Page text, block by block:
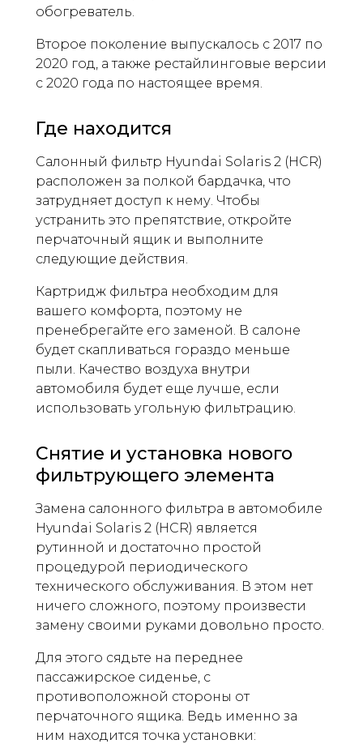
обогреватель.
Второе поколение выпускалось с 2017 по
2020 год, а также рестайлинговые версии
с 2020 года по настоящее время.
Где находится
Салонный фильтр Hyundai Solaris 2 (HCR)
расположен за полкой бардачка, что
затрудняет доступ к нему. Чтобы
устранить это препятствие, откройте
перчаточный ящик и выполните
следующие действия.
Картридж фильтра необходим для
вашего комфорта, поэтому не
пренебрегайте его заменой. В салоне
будет скапливаться гораздо меньше
пыли. Качество воздуха внутри
автомобиля будет еще лучше, если
использовать угольную фильтрацию.
Снятие и установка нового
фильтрующего элемента
Замена салонного фильтра в автомобиле
Hyundai Solaris 2 (HCR) является
рутинной и достаточно простой
процедурой периодического
технического обслуживания. В этом нет
ничего сложного, поэтому произвести
замену своими руками довольно просто.
Для этого сядьте на переднее
пассажирское сиденье, с
противоположной стороны от
перчаточного ящика. Ведь именно за
ним находится точка установки: